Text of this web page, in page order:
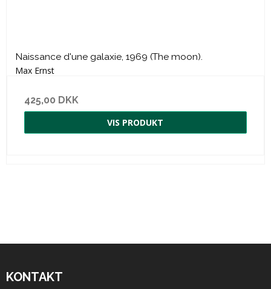
Naissance d'une galaxie, 1969 (The moon).
Max Ernst
425,00 DKK
VIS PRODUKT
KONTAKT